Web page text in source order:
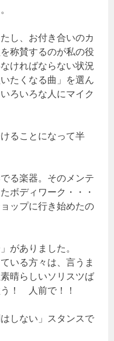
し、お付き合いのカ
称賛するのが私の役
ければならない状況
たくなる曲」を選ん
ろいろな人にマイク
ることになって半
る楽器。そのメンテ
ボディワーク・・・
ップに行き始めたの
がありました。
いる方々は、言うま
晴らしいソリスツば
！ 人前で！！
しない」スタンスで